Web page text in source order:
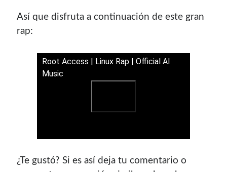
Así que disfruta a continuación de este gran
rap:
Root Access | Linux Rap | Official AI
Music
¿Te gustó? Si es así deja tu comentario o